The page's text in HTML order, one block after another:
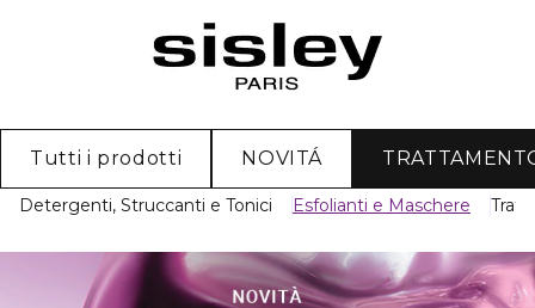
Tutti i prodotti NOVITÁ
Detergenti, Struccanti e Tonici Esfolianti e Maschere